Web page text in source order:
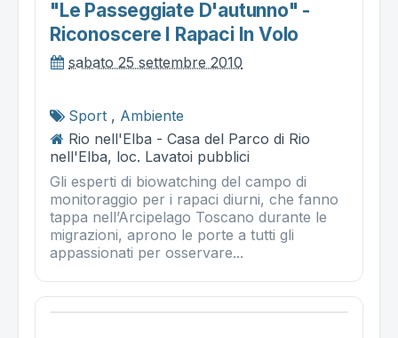
"le Passeggiate D'autunno" -
Riconoscere I Rapaci In Volo
sabato 25 settembre 2010
Sport , Ambiente
Rio nell'Elba - Casa del Parco di Rio
nell'Elba, loc. Lavatoi pubblici
Gli esperti di biowatching del campo di
monitoraggio per i rapaci diurni, che fanno
tappa nell’Arcipelago Toscano durante le
migrazioni, aprono le porte a tutti gli
appassionati per osservare...